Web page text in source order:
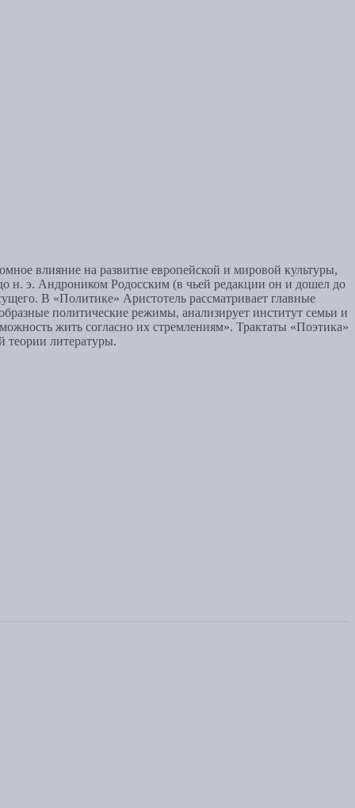
влияние на развитие европейской и мировой культуры,
н. э. Андроником Родосским (в чьей редакции он и дошел до
В «Политике» Аристотель рассматривает главные
политические режимы, анализирует институт семьи и
жить согласно их стремлениям». Трактаты «Поэтика»
теории литературы.